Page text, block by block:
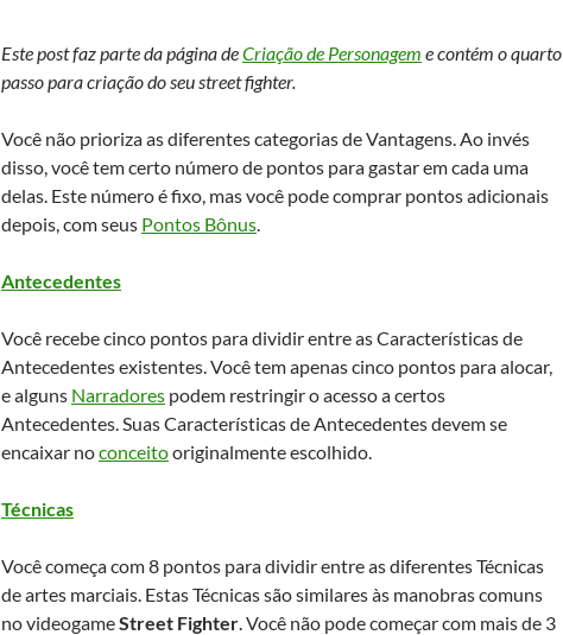
Este post faz parte da página deCriação de Personagem e contém o quarto
passo para criação do seu street fighter.
Você não prioriza as diferentes categorias de Vantagens. Ao invés
disso, você tem certo número de pontos para gastar em cada uma
delas. Este número é fixo, mas você pode comprar pontos adicionais
depois, com seus Pontos Bônus.
Antecedentes
Você recebe cinco pontos para dividir entre as Características de
Antecedentes existentes. Você tem apenas cinco pontos para alocar,
e alguns Narradores podem restringir o acesso a certos
Antecedentes. Suas Características de Antecedentes devem se
encaixar noconceitooriginalmente escolhido.
Técnicas
Você começa com 8 pontos para dividir entre as diferentes Técnicas
de artes marciais. Estas Técnicas são similares às manobras comuns
no videogameStreet Fighter. Você não pode começar com mais de 3